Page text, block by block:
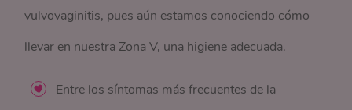
vulvovaginitis, pues aún estamos conociendo cómo
llevar en nuestra Zona V, una higiene adecuada.
Entre los síntomas más frecuentes de la